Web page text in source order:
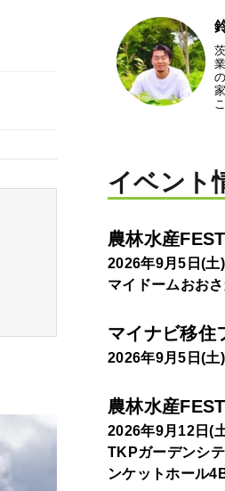
イベント
農林水産FEST
2026年9月5日(土)
マイドームおお
マイナビ移住
2026年9月5日(土)
農林水産FEST
2026年9月12日(
TKPガーデンシ
ンケットホール